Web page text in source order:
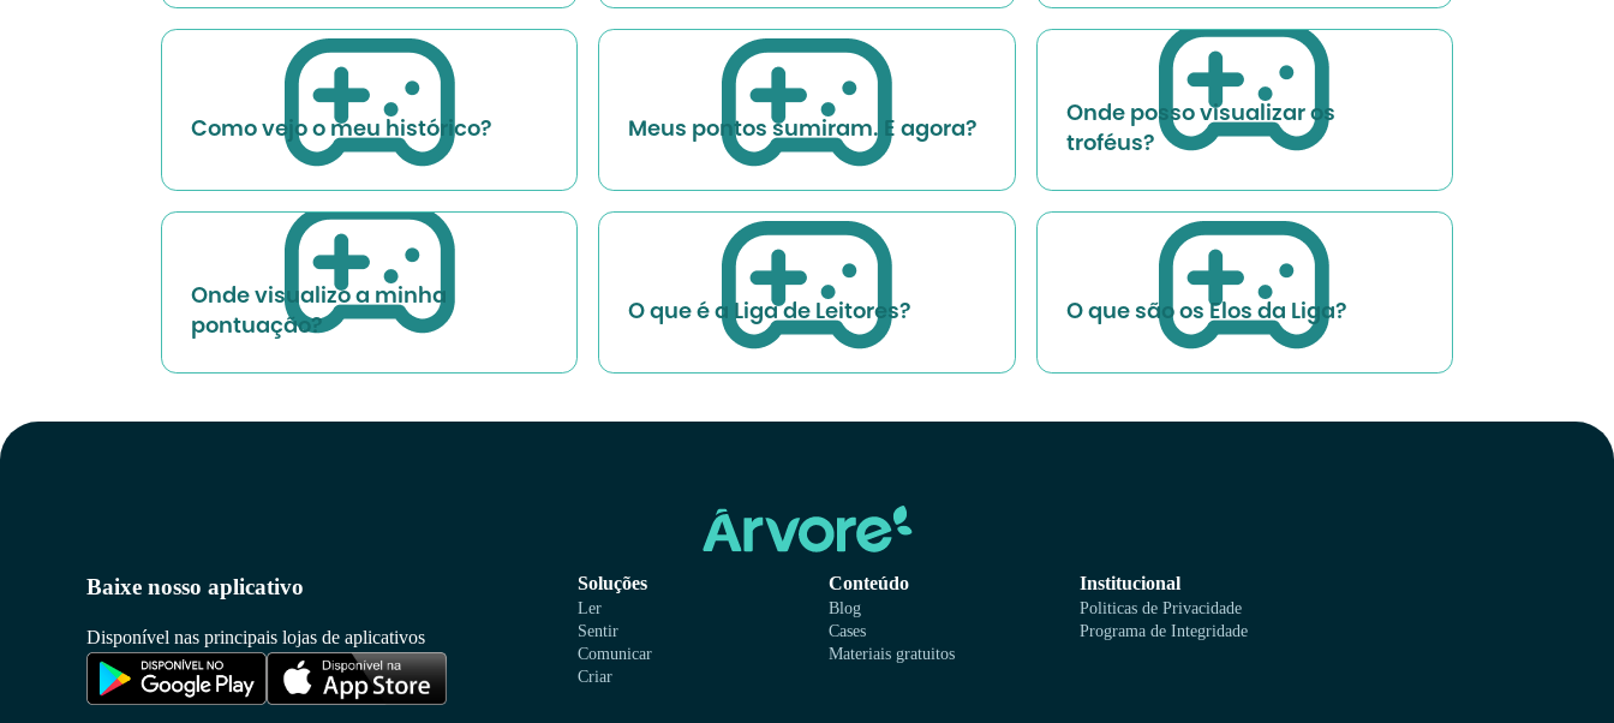
Como vejo o meu histórico? Meus pontos sumiram. E agora?
Onde posso visualizar os
troféus?
Onde visualizo a minha
pontuação?
O que é a Liga de Leitores? O que são os Elos da Liga?
Baixe nosso aplicativo
Disponível nas principais lojas de aplicativos
Soluções
Ler
Sentir
Comunicar
Criar
Conteúdo
Blog
Cases
Materiais gratuitos
Institucional
Politicas de Privacidade
Programa de Integridade